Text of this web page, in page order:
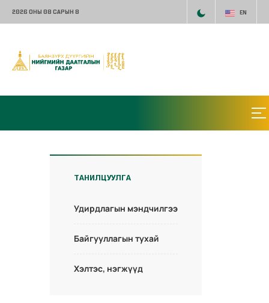
2026 ОНЫ 08 САРЫН 8 EN
ТАНИЛЦУУЛГА
Удирдлагын мэндчилгээ
Байгууллагын тухай
Хэлтэс, нэгжүүд